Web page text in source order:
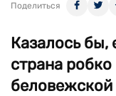
Поделиться
Казалось бы,
страна